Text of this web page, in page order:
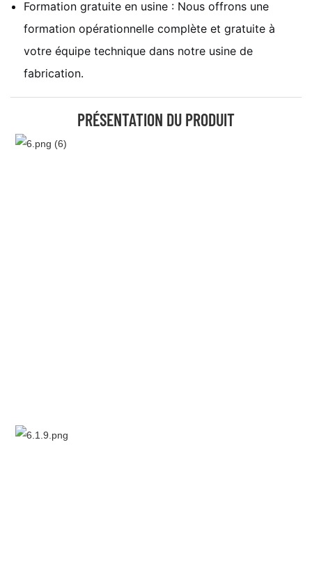
Formation gratuite en usine : Nous offrons une
formation opérationnelle complète et gratuite à
votre équipe technique dans notre usine de
fabrication.
PRÉSENTATION DU PRODUIT